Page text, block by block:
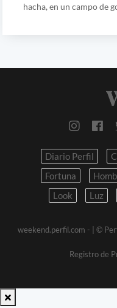
hacha, en un campo de
Diario Perfil
Fortuna
Look
Luz
weekend.perfil.com -
| ©
Registro de